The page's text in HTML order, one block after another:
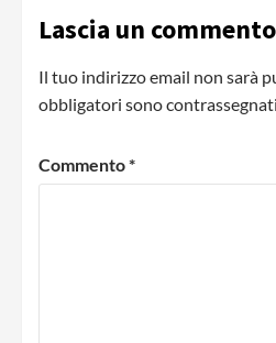
Lascia un commento
Il tuo indirizzo email non sarà
obbligatori sono contrassegnati
Commento*